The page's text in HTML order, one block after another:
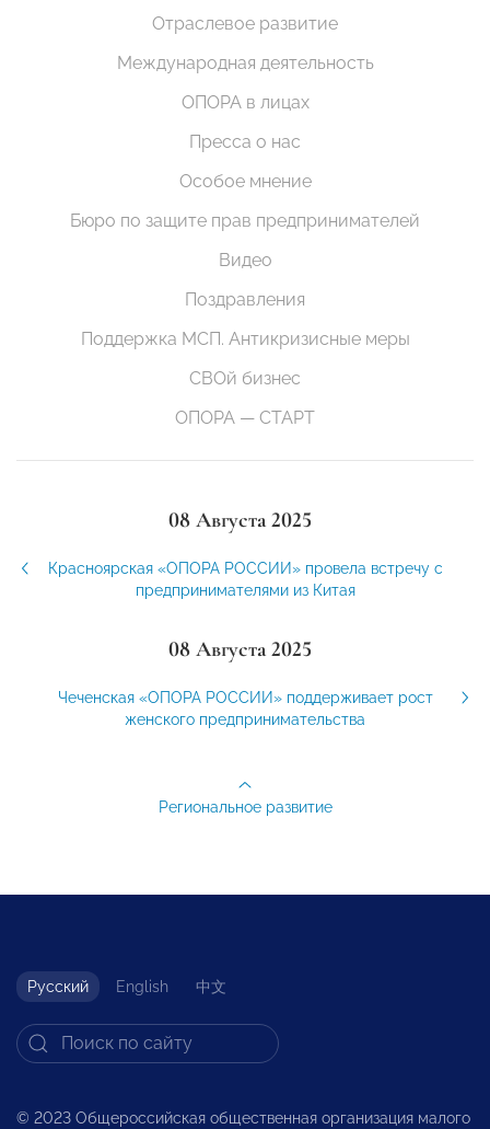
Отраслевое развитие
Международная деятельность
ОПОРА в лицах
Пресса о нас
Особое мнение
Бюро по защите прав предпринимателей
Видео
Поздравления
Поддержка МСП. Антикризисные меры
СВОй бизнес
ОПОРА — СТАРТ
08 Августа 2025
Красноярская «ОПОРА РОССИИ» провела встречу с
предпринимателями из Китая
08 Августа 2025
Чеченская «ОПОРА РОССИИ» поддерживает рост
женского предпринимательства
Региональное развитие
Русский English 中文
© 2023 Общероссийская общественная организация малого